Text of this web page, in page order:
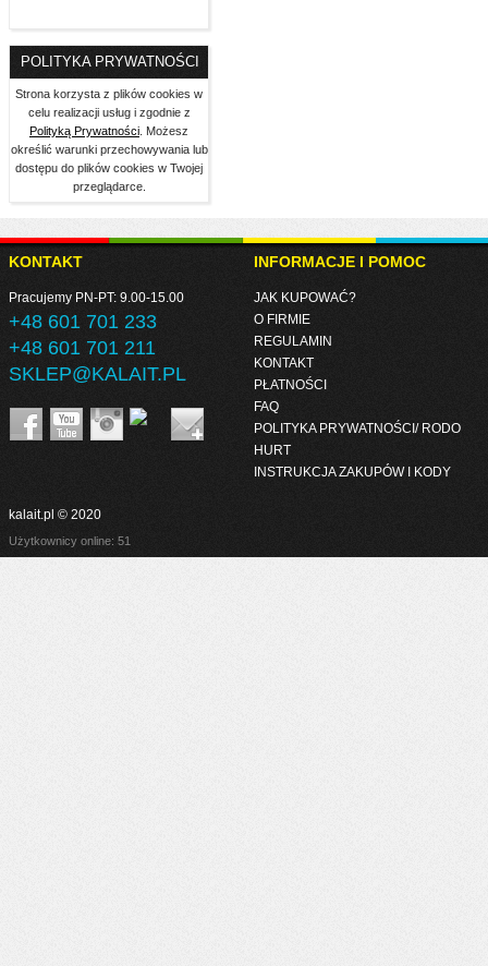
POLITYKA PRYWATNOŚCI
Strona korzysta z plików cookies w
celu realizacji usług i zgodnie z
Polityką Prywatności . Możesz
określić warunki przechowywania lub
dostępu do plików cookies w Twojej
przeglądarce.
KONTAKT
Pracujemy PN-PT: 9.00-15.00
+48 601 701 233
+48 601 701 211
SKLEP@KALAIT.PL
INFORMACJE I POMOC
JAK KUPOWAĆ?
O FIRMIE
REGULAMIN
KONTAKT
PŁATNOŚCI
FAQ
POLITYKA PRYWATNOŚCI/ RODO
HURT
INSTRUKCJA ZAKUPÓW I KODY
kalait.pl © 2020
Użytkownicy online: 51